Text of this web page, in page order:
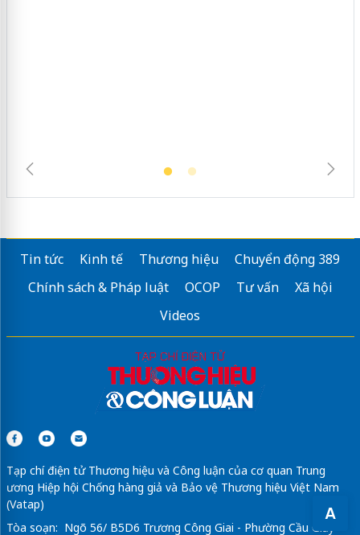
A
Tin tức Kinh tế Thương hiệu
Chuyển động 389
Chính sách & Pháp luật
OCOP Tư vấn
Xã hội
Videos
Tạp chí điện tử Thương hiệu và Công luận của cơ quan Trung
ương Hiệp hội Chống hàng giả và Bảo vệ Thương hiệu Việt Nam
(Vatap)
Tòa soạn: Ngõ 56/ B5D6 Trương Công Giai - Phường Cầu Giấy -